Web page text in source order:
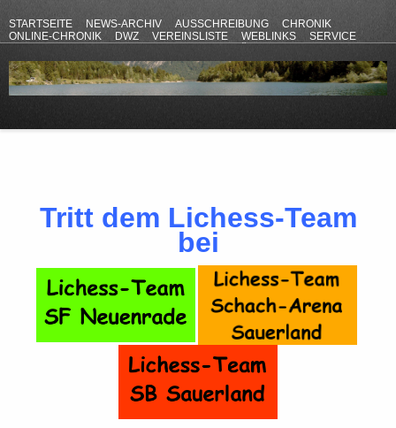
STARTSEITE NEWS-ARCHIV AUSSCHREIBUNG
CHRONIK
ONLINE-CHRONIK
DWZ VEREINSLISTE WEBLINKS
SERVICE
Tritt dem Lichess-Team
bei